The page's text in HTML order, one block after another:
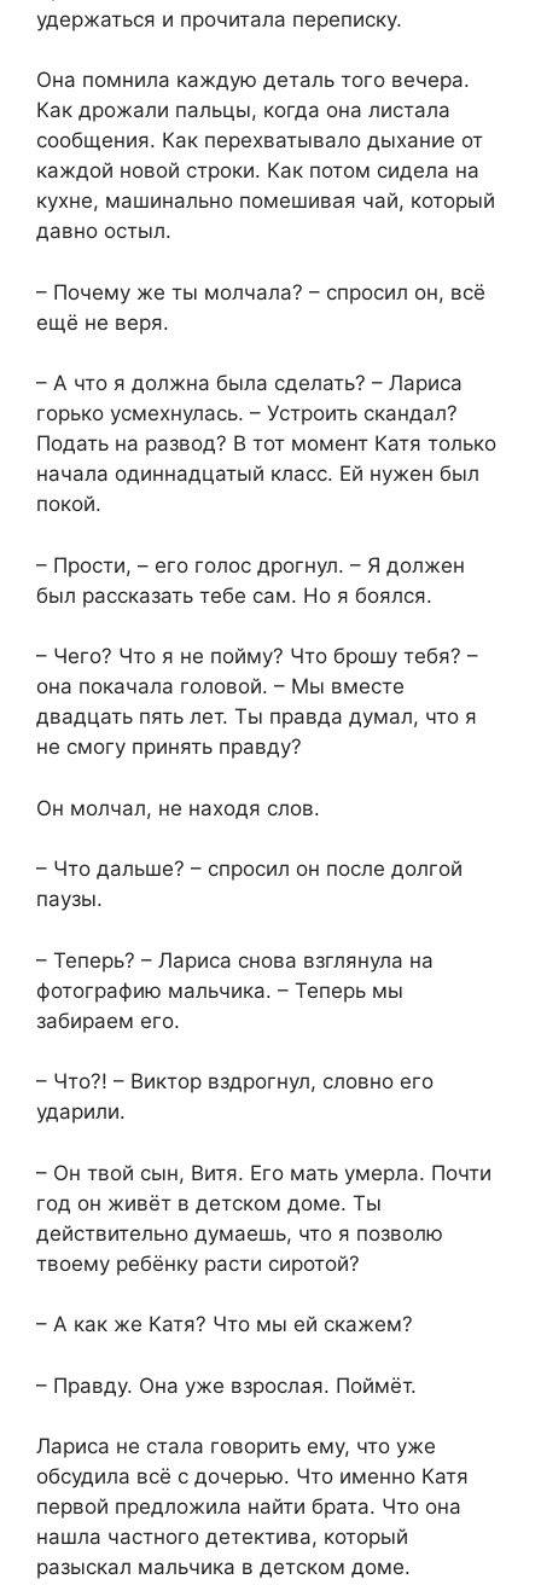
удержаться и прочитала переписку.
Она помнила каждую деталь того вечера.
Как дрожали пальцы, когда она листала
сообщения. Как перехватывало дыхание от
каждой новой строки. Как потом сидела на
кухне, машинально помешивая чай, который
давно остыл.
– Почему же ты молчала? – спросил он, всё
ещё не веря.
– А что я должна была сделать? – Лариса
горько усмехнулась. – Устроить скандал?
Подать на развод? В тот момент Катя только
начала одиннадцатый класс. Ей нужен был
покой.
– Прости, – его голос дрогнул. – Я должен
был рассказать тебе сам. Но я боялся.
– Чего? Что я не пойму? Что брошу тебя? –
она покачала головой. – Мы вместе
двадцать пять лет. Ты правда думал, что я
не смогу принять правду?
Он молчал, не находя слов.
– Что дальше? – спросил он после долгой
паузы.
– Теперь? – Лариса снова взглянула на
фотографию мальчика. – Теперь мы
забираем его.
– Что?! – Виктор вздрогнул, словно его
ударили.
– Он твой сын, Витя. Его мать умерла. Почти
год он живёт в детском доме. Ты
действительно думаешь, что я позволю
твоему ребёнку расти сиротой?
– А как же Катя? Что мы ей скажем?
– Правду. Она уже взрослая. Поймёт.
Лариса не стала говорить ему, что уже
обсудила всё с дочерью. Что именно Катя
первой предложила найти брата. Что она
нашла частного детектива, который
разыскал мальчика в детском доме.